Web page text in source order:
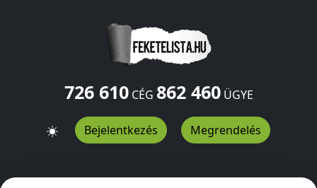
726 610CÉG 862 460ÜGYE
Bejelentkezés Megrendelés